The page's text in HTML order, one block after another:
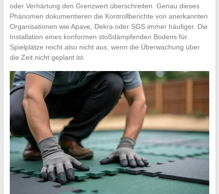
oder Verhärtung den Grenzwert überschreiten. Genau dieses
Phänomen dokumentieren die Kontrollberichte von anerkannten
Organisationen wie Apave, Dekra oder SGS immer häufiger. Die
Installation eines konformen stoßdämpfenden Bodens für
Spielplätze reicht also nicht aus, wenn die Überwachung über
die Zeit nicht geplant ist.